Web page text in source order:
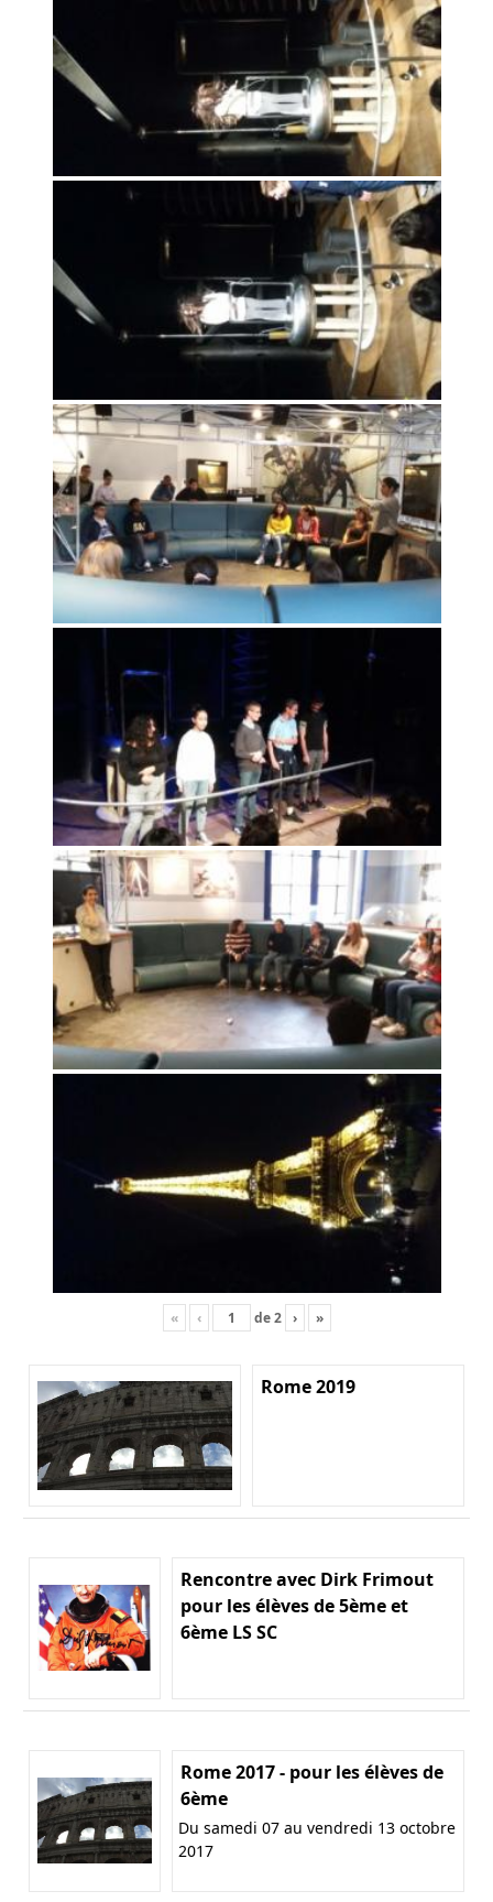
« ‹ de2 › »
Rome 2019
Rencontre avec Dirk Frimout
pour les élèves de 5ème et
6ème LS SC
Rome 2017 - pour les élèves de
6ème
Du samedi 07 au vendredi 13 octobre
2017